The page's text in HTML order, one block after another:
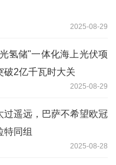
2025-08-29
氢储"一体化海上光伏项
破2亿千瓦时大关
2025-08-29
过遥远，巴萨不希望欧冠
特同组
2025-08-28